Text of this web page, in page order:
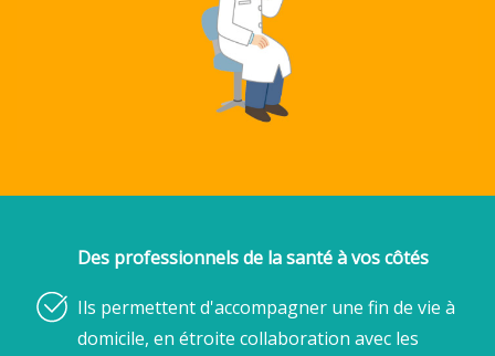
Des professionnels de la santé à vos côtés
Ils permettent d'accompagner une fin de vie à
domicile, en étroite collaboration avec les